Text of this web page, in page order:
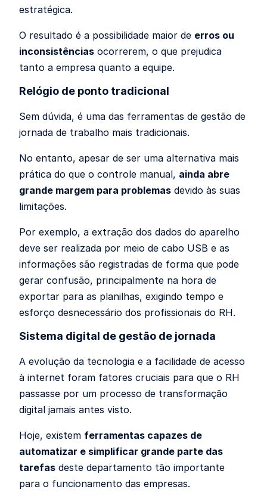
estratégica.
O resultado é a possibilidade maior de erros ou
inconsistências ocorrerem, o que prejudica
tanto a empresa quanto a equipe.
Relógio de ponto tradicional
Sem dúvida, é uma das ferramentas de gestão de
jornada de trabalho mais tradicionais.
No entanto, apesar de ser uma alternativa mais
prática do que o controle manual, ainda abre
grande margem para problemas devido às suas
limitações.
Por exemplo, a extração dos dados do aparelho
deve ser realizada por meio de cabo USB e as
informações são registradas de forma que pode
gerar confusão, principalmente na hora de
exportar para as planilhas, exigindo tempo e
esforço desnecessário dos profissionais do RH.
Sistema digital de gestão de jornada
A evolução da tecnologia e a facilidade de acesso
à internet foram fatores cruciais para que o RH
passasse por um processo de transformação
digital jamais antes visto.
Hoje, existem ferramentas capazes de
automatizar e simplificar grande parte das
tarefas deste departamento tão importante
para o funcionamento das empresas.